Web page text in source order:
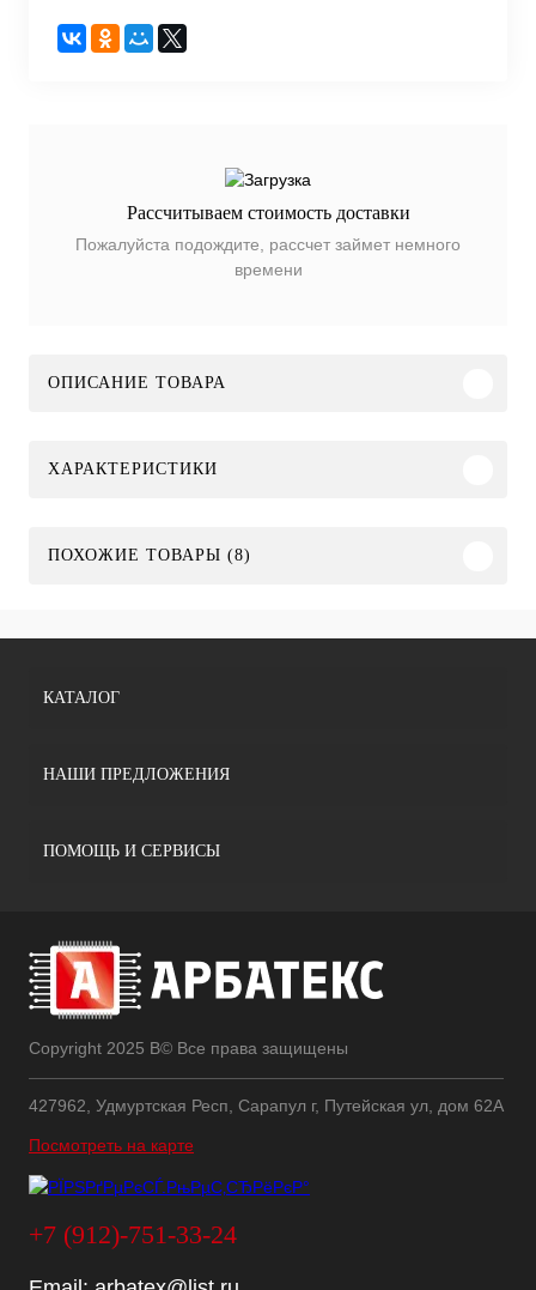
Рассчитываем стоимость доставки
Пожалуйста подождите, рассчет займет немного
времени
ОПИСАНИЕ ТОВАРА
ХАРАКТЕРИСТИКИ
ПОХОЖИЕ ТОВАРЫ (8)
КАТАЛОГ
НАШИ ПРЕДЛОЖЕНИЯ
ПОМОЩЬ И СЕРВИСЫ
Copyright 2025 В© Все права защищены
427962, Удмуртская Респ, Сарапул г, Путейская ул, дом 62А
Посмотреть на карте
+7 (912)-751-33-24